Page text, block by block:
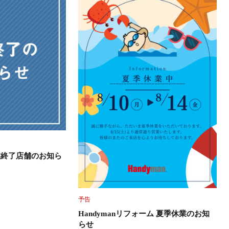
了店舗のお知ら
予告
Handymanリフォーム 夏季休業のお知
らせ